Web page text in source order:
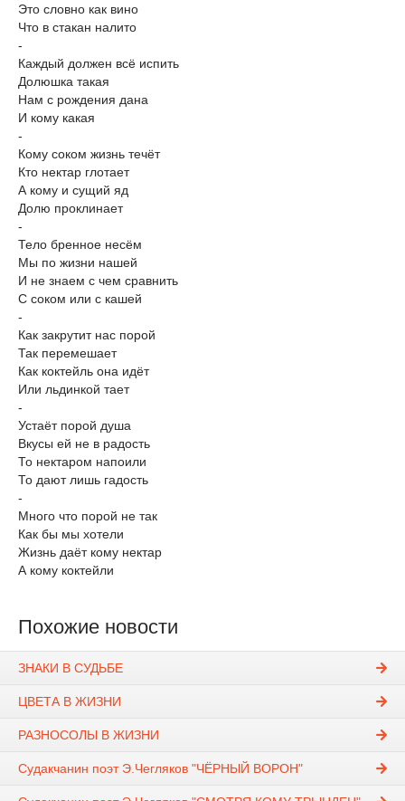
Это словно как вино
Что в стакан налито
-
Каждый должен всё испить
Долюшка такая
Нам с рождения дана
И кому какая
-
Кому соком жизнь течёт
Кто нектар глотает
А кому и сущий яд
Долю проклинает
-
Тело бренное несём
Мы по жизни нашей
И не знаем с чем сравнить
С соком или с кашей
-
Как закрутит нас порой
Так перемешает
Как коктейль она идёт
Или льдинкой тает
-
Устаёт порой душа
Вкусы ей не в радость
То нектаром напоили
То дают лишь гадость
-
Много что порой не так
Как бы мы хотели
Жизнь даёт кому нектар
А кому коктейли
Похожие новости
ЗНАКИ В СУДЬБЕ
ЦВЕТА В ЖИЗНИ
РАЗНОСОЛЫ В ЖИЗНИ
Судакчанин поэт Э.Чегляков "ЧЁРНЫЙ ВОРОН"